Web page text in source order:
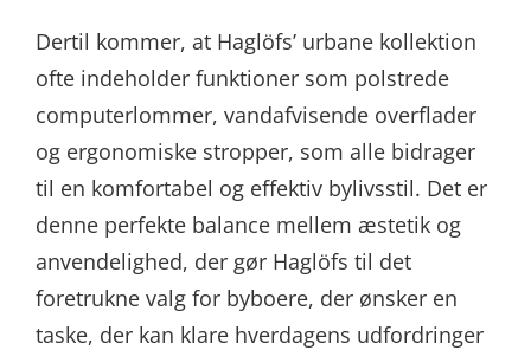
Dertil kommer, at Haglöfs’ urbane kollektion
ofte indeholder funktioner som polstrede
computerlommer, vandafvisende overflader
og ergonomiske stropper, som alle bidrager
til en komfortabel og effektiv bylivsstil. Det er
denne perfekte balance mellem æstetik og
anvendelighed, der gør Haglöfs til det
foretrukne valg for byboere, der ønsker en
taske, der kan klare hverdagens udfordringer